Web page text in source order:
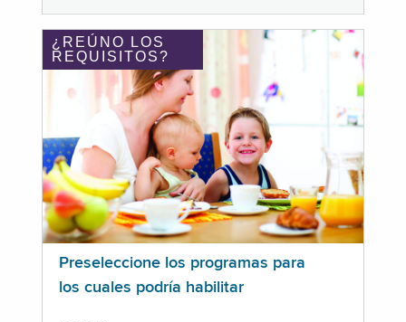
¿REÚNO LOS
REQUISITOS?
Preseleccione los programas para
los cuales podría habilitar